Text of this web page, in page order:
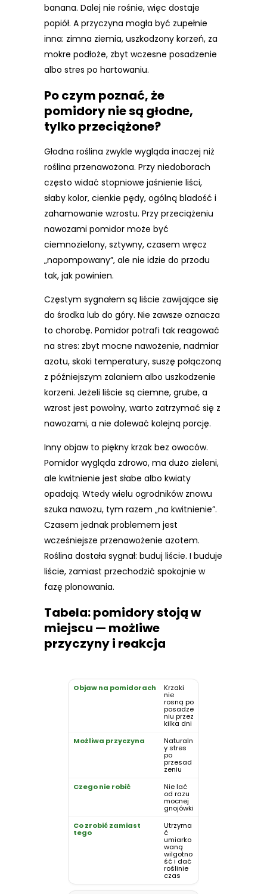
banana. Dalej nie rośnie, więc dostaje
popiół. A przyczyna mogła być zupełnie
inna: zimna ziemia, uszkodzony korzeń, za
mokre podłoże, zbyt wczesne posadzenie
albo stres po hartowaniu.
Po czym poznać, że
pomidory nie są głodne,
tylko przeciążone?
Głodna roślina zwykle wygląda inaczej niż
roślina przenawożona. Przy niedoborach
często widać stopniowe jaśnienie liści,
słaby kolor, cienkie pędy, ogólną bladość i
zahamowanie wzrostu. Przy przeciążeniu
nawozami pomidor może być
ciemnozielony, sztywny, czasem wręcz
„napompowany”, ale nie idzie do przodu
tak, jak powinien.
Częstym sygnałem są liście zawijające się
do środka lub do góry. Nie zawsze oznacza
to chorobę. Pomidor potrafi tak reagować
na stres: zbyt mocne nawożenie, nadmiar
azotu, skoki temperatury, suszę połączoną
z późniejszym zalaniem albo uszkodzenie
korzeni. Jeżeli liście są ciemne, grube, a
wzrost jest powolny, warto zatrzymać się z
nawozami, a nie dolewać kolejną porcję.
Inny objaw to piękny krzak bez owoców.
Pomidor wygląda zdrowo, ma dużo zieleni,
ale kwitnienie jest słabe albo kwiaty
opadają. Wtedy wielu ogrodników znowu
szuka nawozu, tym razem „na kwitnienie”.
Czasem jednak problemem jest
wcześniejsze przenawożenie azotem.
Roślina dostała sygnał: buduj liście. I buduje
liście, zamiast przechodzić spokojnie w
fazę plonowania.
Tabela: pomidory stoją w
miejscu — możliwe
przyczyny i reakcja
Krzaki
nie
rosną po
posadze
niu przez
kilka dni
Naturaln
y stres
po
przesad
zeniu
Nie lać
od razu
mocnej
gnojówki
Utrzyma
ć
umiarko
waną
wilgotno
ść i dać
roślinie
czas